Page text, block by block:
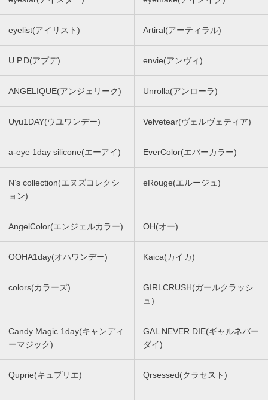
eyelist(アイリスト) Artiral(アーティラル)
U.P.D(アプデ) envie(アンヴィ)
ANGELIQUE(アンジェリーク) Unrolla(アンローラ)
Uyu1DAY(ウユワンデー) Velvetear(ヴェルヴェティア)
a-eye 1day silicone(エーアイ) EverColor(エバーカラー)
N’s collection(エヌズコレクシ
ョン)
eRouge(エルージュ)
AngelColor(エンジェルカラー) OH(オー)
OOHA1day(オハワンデー) Kaica(カイカ)
colors(カラーズ)
GIRLCRUSH(ガールクラッシ
ュ)
Candy Magic 1day(キャンディ
ーマジック)
GAL NEVER DIE(ギャルネバー
ダイ)
Quprie(キュプリエ) Qrsessed(クラセスト)